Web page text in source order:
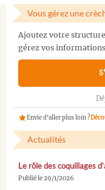
Vous gérez une
Ajoutez votre structure
gérez vos
Envie d'aller plus loin ?
Actualités
Le rôle des coquillages
Publié le 29/1/2026